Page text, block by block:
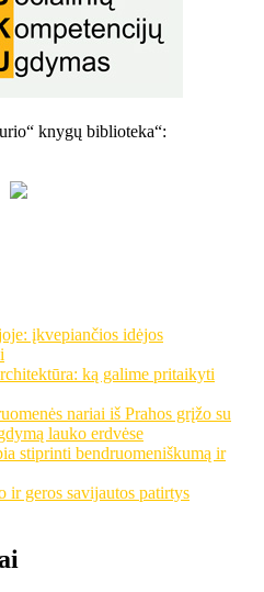
knygų biblioteka“:
įkvepiančios idėjos
ką galime pritaikyti
nariai iš Prahos grįžo su
lauko erdvėse
stiprinti bendruomeniškumą ir
ir geros savijautos patirtys